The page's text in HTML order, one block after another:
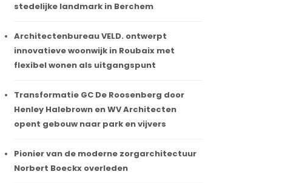
stedelijke landmark in Berchem
Architectenbureau VELD. ontwerpt
innovatieve woonwijk in Roubaix met
flexibel wonen als uitgangspunt
Transformatie GC De Roosenberg door
Henley Halebrown en WV Architecten
opent gebouw naar park en vijvers
Pionier van de moderne zorgarchitectuur
Norbert Boeckx overleden